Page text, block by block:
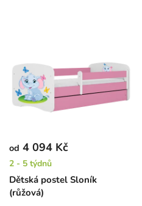
Dětská postel Sloník
(růžová)
od 4 094 Kč
2 - 5 týdnů